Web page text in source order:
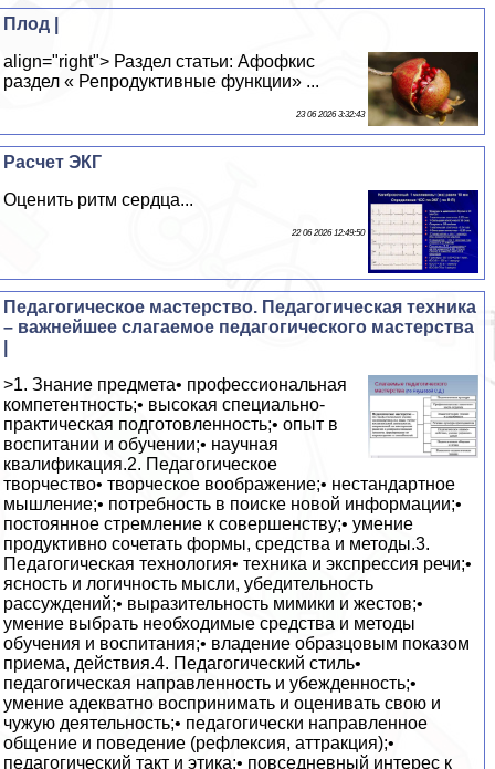
Плод |
align="right"> Раздел статьи: Афофкис
раздел « Репродуктивные функции» ...
23 06 2026 3:32:43
Расчет ЭКГ
Оценить ритм сердца...
22 06 2026 12:49:50
Педагогическое мастерство. Педагогическая техника
– важнейшее слагаемое педагогического мастерства
>1. Знание предмета• профессиональная
компетентность;• высокая специально-
практическая подготовленность;• опыт в
воспитании и обучении;• научная
квалификация.2. Педагогическое
творчество• творческое воображение;• нестандартное
мышление;• потребность в поиске новой информации;•
постоянное стремление к совершенству;• умение
продуктивно сочетать формы, средства и методы.3.
Педагогическая технология• техника и экспрессия речи;•
ясность и логичность мысли, убедительность
рассуждений;• выразительность мимики и жестов;•
умение выбрать необходимые средства и методы
обучения и воспитания;• владение образцовым показом
приема, действия.4. Педагогический стиль•
педагогическая направленность и убежденность;•
умение адекватно воспринимать и оценивать свою и
чужую деятельность;• педагогически направленное
общение и поведение (рефлексия, аттракция);•
педагогический такт и этика;• повседневный интерес к